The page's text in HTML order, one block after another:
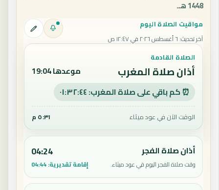
1448 هـ.
مواقيت الصلاة اليوم
آخر تحديث: ٦ أغسطس ٢٠٢٦ في ١٢:٤٧ ص
الصلاة القادمة
أذان صلاة المغرب موعدها 19:04
⏰ كم باقي على صلاة المغرب: ٠١:٣٢:٤٣
الوقت الآن في عود ميثاء ٥:٣١ م
أذان صلاة الفجر
وقت صلاة الفجر اليوم في عود ميثاء.
04:24
إقامة تقديرية:04:44